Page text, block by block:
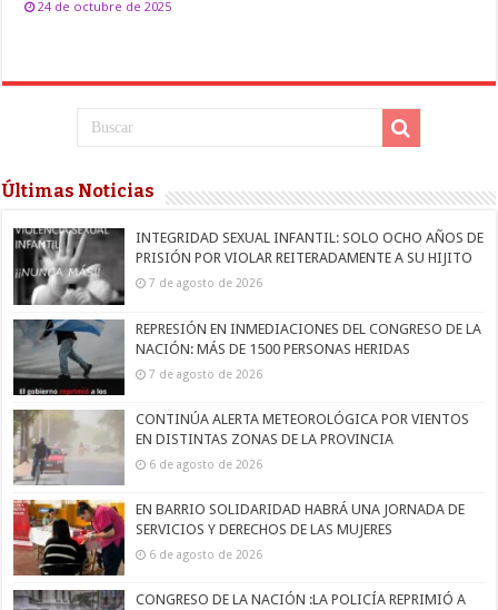
24 de octubre de 2025
Últimas Noticias
INTEGRIDAD SEXUAL INFANTIL: SOLO OCHO AÑOS DE
PRISIÓN POR VIOLAR REITERADAMENTE A SU HIJITO
7 de agosto de 2026
REPRESIÓN EN INMEDIACIONES DEL CONGRESO DE LA
NACIÓN: MÁS DE 1500 PERSONAS HERIDAS
7 de agosto de 2026
CONTINÚA ALERTA METEOROLÓGICA POR VIENTOS
EN DISTINTAS ZONAS DE LA PROVINCIA
6 de agosto de 2026
EN BARRIO SOLIDARIDAD HABRÁ UNA JORNADA DE
SERVICIOS Y DERECHOS DE LAS MUJERES
6 de agosto de 2026
CONGRESO DE LA NACIÓN :LA POLICÍA REPRIMIÓ A